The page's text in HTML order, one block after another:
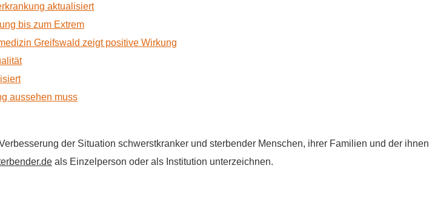
aktualisiert
bis zum Extrem
Greifswald zeigt positive Wirkung
aussehen muss
der Situation schwerstkranker und sterbender Menschen, ihrer Familien und der ihnen
als Einzelperson oder als Institution unterzeichnen.